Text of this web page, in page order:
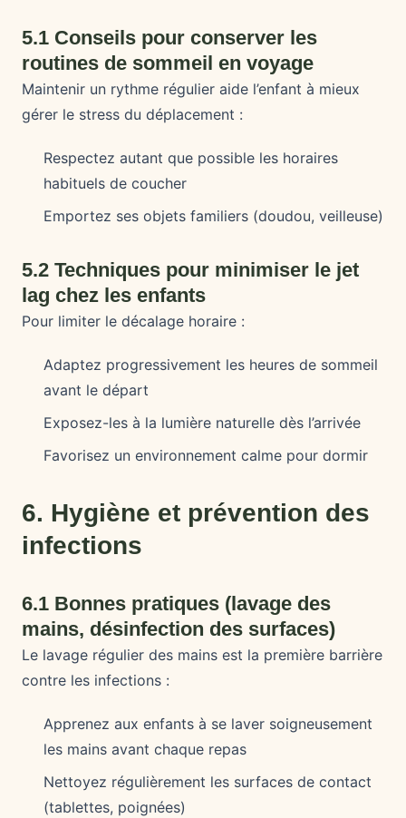
5.1 Conseils pour conserver les
routines de sommeil en voyage
Maintenir un rythme régulier aide l’enfant à mieux
gérer le stress du déplacement :
Respectez autant que possible les horaires
habituels de coucher
Emportez ses objets familiers (doudou, veilleuse)
5.2 Techniques pour minimiser le jet
lag chez les enfants
Pour limiter le décalage horaire :
Adaptez progressivement les heures de sommeil
avant le départ
Exposez-les à la lumière naturelle dès l’arrivée
Favorisez un environnement calme pour dormir
6. Hygiène et prévention des
infections
6.1 Bonnes pratiques (lavage des
mains, désinfection des surfaces)
Le lavage régulier des mains est la première barrière
contre les infections :
Apprenez aux enfants à se laver soigneusement
les mains avant chaque repas
Nettoyez régulièrement les surfaces de contact
(tablettes, poignées)